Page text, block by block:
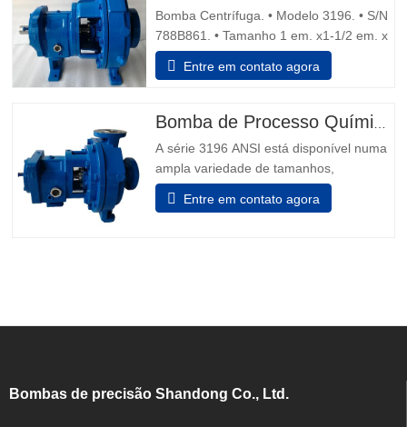
Bomba Centrífuga. • Modelo 3196. • S/N
788B861. • Tamanho 1 em. x1-1/2 em. x
8 dentro • Descarga de água dupla
vedação mecânica. Motor 1.5 cv, 1.730
fase, Capacidade 14 gpm. • Dimensões
gerais 35 dentro. L x 12 dentro. W x 15
dentro H. Dicas de segurança da
Entre em contato agora
A série 3196 ANSI está disponível numa
ampla variedade de tamanhos,
capacidades e materiais para se adequar
perfeitamente a qualquer tipo de
Entre em contato agora
Bombas de precisão Shandong Co., Ltd.